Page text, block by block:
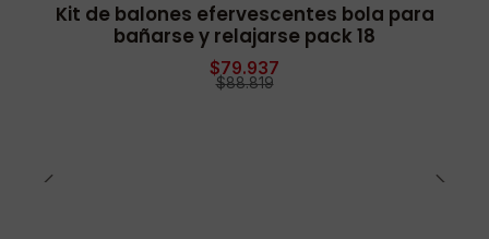
-10% OFF
Kit de balones efervescentes bola para
bañarse y relajarse pack 18
$79.937
$88.819